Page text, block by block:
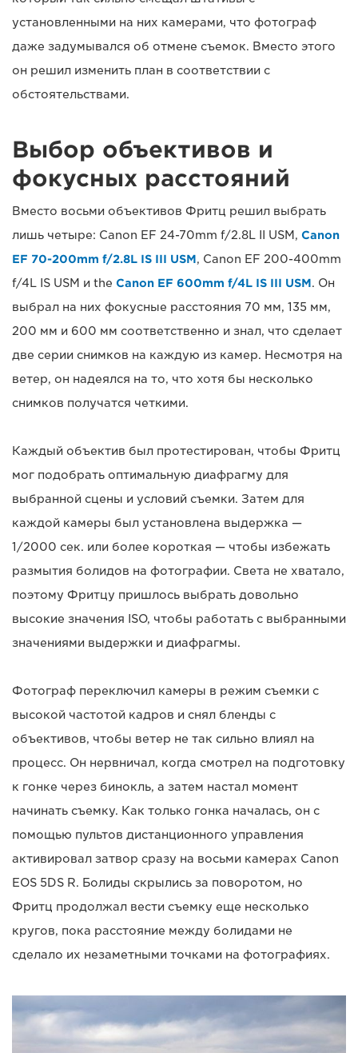
установленными на них камерами, что фотограф
даже задумывался об отмене съемок. Вместо этого
он решил изменить план в соответствии с
обстоятельствами.
Выбор объективов и
фокусных расстояний
Вместо восьми объективов Фритц решил выбрать
лишь четыре: Canon EF 24-70mm f/2.8L II USM, Canon
EF 70-200mm f/2.8L IS III USM, Canon EF 200-400mm
f/4L IS USM и the Canon EF 600mm f/4L IS III USM. Он
выбрал на них фокусные расстояния 70 мм, 135 мм,
200 мм и 600 мм соответственно и знал, что сделает
две серии снимков на каждую из камер. Несмотря на
ветер, он надеялся на то, что хотя бы несколько
снимков получатся четкими.
Каждый объектив был протестирован, чтобы Фритц
мог подобрать оптимальную диафрагму для
выбранной сцены и условий съемки. Затем для
каждой камеры был установлена выдержка —
1/2000 сек. или более короткая — чтобы избежать
размытия болидов на фотографии. Света не хватало,
поэтому Фритцу пришлось выбрать довольно
высокие значения ISO, чтобы работать с выбранными
значениями выдержки и диафрагмы.
Фотограф переключил камеры в режим съемки с
высокой частотой кадров и снял бленды с
объективов, чтобы ветер не так сильно влиял на
процесс. Он нервничал, когда смотрел на подготовку
к гонке через бинокль, а затем настал момент
начинать съемку. Как только гонка началась, он с
помощью пультов дистанционного управления
активировал затвор сразу на восьми камерах Canon
EOS 5DS R. Болиды скрылись за поворотом, но
Фритц продолжал вести съемку еще несколько
кругов, пока расстояние между болидами не
сделало их незаметными точками на фотографиях.